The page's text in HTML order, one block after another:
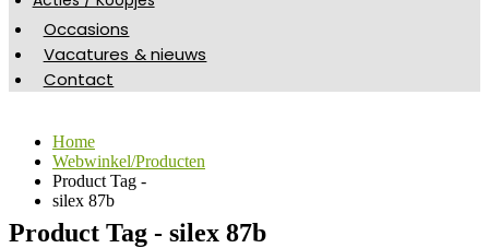
Occasions
Vacatures & nieuws
Contact
Home
Webwinkel/Producten
Product Tag -
silex 87b
Product Tag - silex 87b